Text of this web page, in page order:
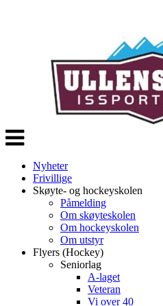
Veksle
navigasjon
Nyheter
Frivillige
Skøyte- og hockeyskolen
Påmelding
Om skøyteskolen
Om hockeyskolen
Om utstyr
Flyers (Hockey)
Seniorlag
A-laget
Veteran
Vi over 40